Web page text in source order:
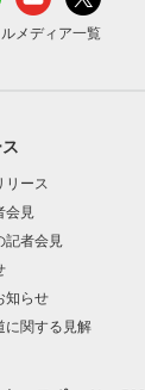
メディア一覧
リース
会見
記者会見
知らせ
に関する見解